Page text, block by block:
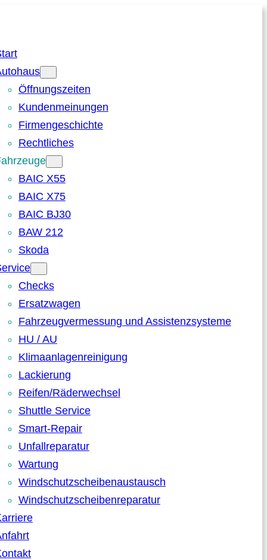
Öffnungszeiten
Kundenmeinungen
Firmengeschichte
Rechtliches
BAIC X55
BAIC X75
BAIC BJ30
BAW 212
Skoda
Checks
Ersatzwagen
Fahrzeugvermessung und Assistenzsysteme
HU / AU
Klimaanlagenreinigung
Lackierung
Reifen/Räderwechsel
Shuttle Service
Smart-Repair
Unfallreparatur
Wartung
Windschutzscheibenaustausch
Windschutzscheibenreparatur